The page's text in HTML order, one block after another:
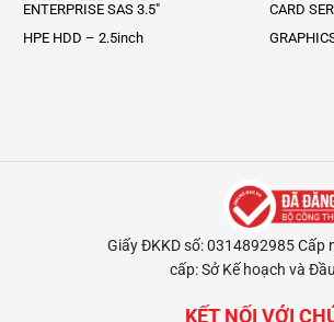
ENTERPRISE SAS 3.5″
HPE HDD – 2.5inch
CARD
Giấy ĐKKD số: 0314892985
cấp: Sở Kế hoạch và
KẾT NỐI VỚI